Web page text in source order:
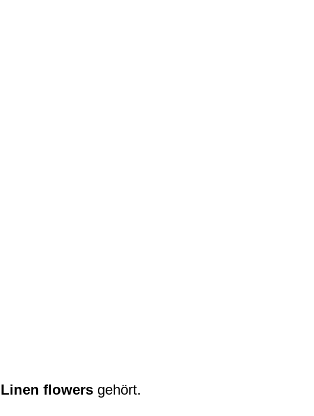
flowers gehört.